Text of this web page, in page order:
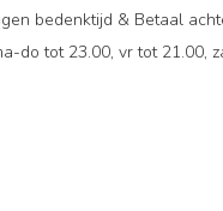
bedenktijd & Betaal
do tot 23.00, vr tot 21.00,